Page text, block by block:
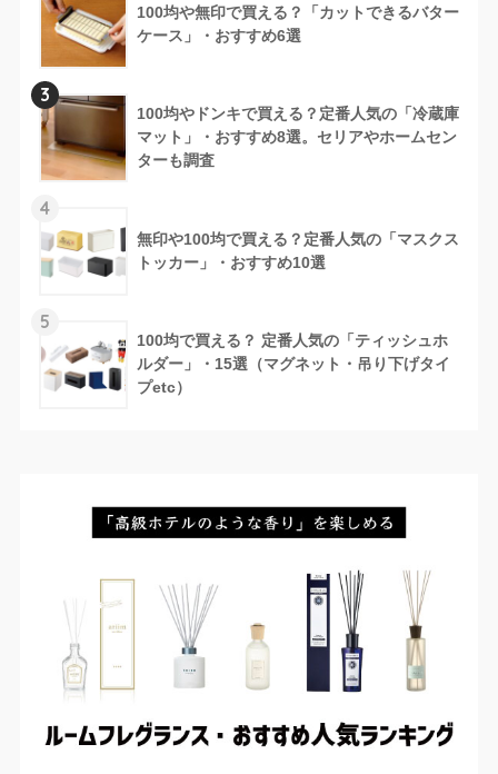
100均や無印で買える？「カットできるバター
ケース」・おすすめ6選
3
100均やドンキで買える？定番人気の「冷蔵庫
マット」・おすすめ8選。セリアやホームセン
ターも調査
4
無印や100均で買える？定番人気の「マスクス
トッカー」・おすすめ10選
5
100均で買える？ 定番人気の「ティッシュホ
ルダー」・15選（マグネット・吊り下げタイ
プetc）